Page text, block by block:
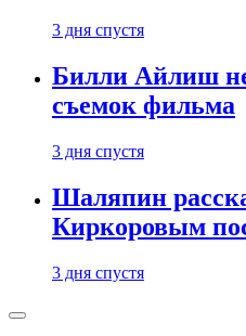
3 дня спустя
Билли Айлиш
съемок фильма
3 дня спустя
Шаляпин
Киркоровым
3 дня спустя